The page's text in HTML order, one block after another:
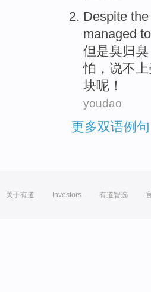
Despite the
managed
但是臭归臭
怕 ，说不
块呢！
youdao
更多双语例句
关于有道 Investors 有道智选